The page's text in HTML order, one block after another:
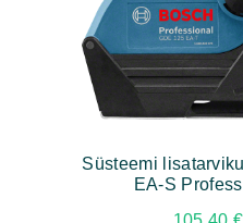
Süsteemi
EA-S